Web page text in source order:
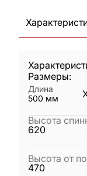
Размеры:
Длина
500 мм
Высота
620
Высота от
470